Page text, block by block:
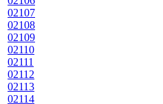
02107
02108
02109
02110
02111
02112
02113
02114